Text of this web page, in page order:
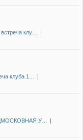
клу…
клуба 1…
У…